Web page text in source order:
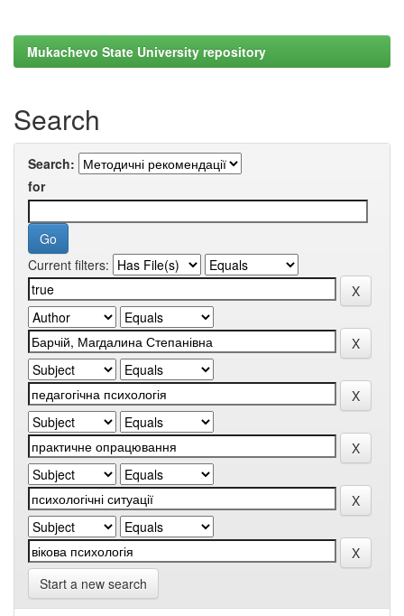
Mukachevo State University repository
Search
Search:
for
Current filters:
Start a new search